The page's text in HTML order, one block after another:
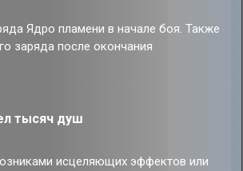
Ядро пламени в начале боя. Также
заряда после окончания
тысяч душ
исцеляющих эффектов или